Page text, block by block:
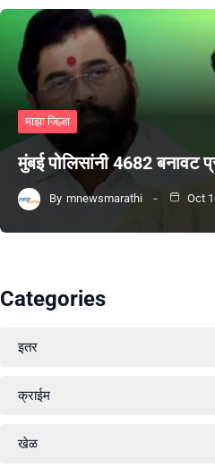
माझा जिल्हा
मुंबई पोलिसांनी 4682 बनावट
By mnewsmarathi Oct
Categories
इतर
क्राईम
खेळ